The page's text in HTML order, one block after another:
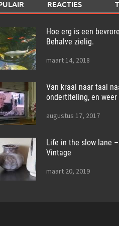
REACTIES
Hoe erg is een
Behalve zielig.
maart 14, 2018
Van kraal naar taal
ondertiteling, en weer
augustus 17, 2017
Life in the slow lane –
Vintage
maart 20, 2019